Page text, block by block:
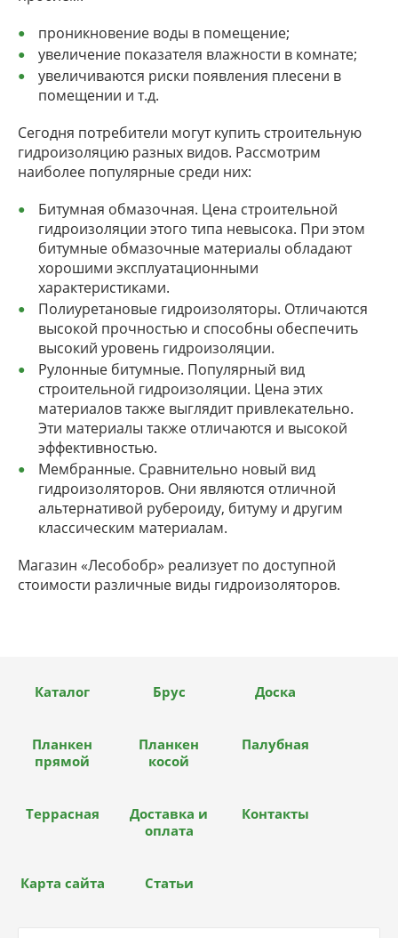
проникновение воды в помещение;
увеличение показателя влажности в комнате;
увеличиваются риски появления плесени в
помещении и т.д.
Сегодня потребители могут купить строительную
гидроизоляцию разных видов. Рассмотрим
наиболее популярные среди них:
Битумная обмазочная. Цена строительной
гидроизоляции этого типа невысока. При этом
битумные обмазочные материалы обладают
хорошими эксплуатационными
характеристиками.
Полиуретановые гидроизоляторы. Отличаются
высокой прочностью и способны обеспечить
высокий уровень гидроизоляции.
Рулонные битумные. Популярный вид
строительной гидроизоляции. Цена этих
материалов также выглядит привлекательно.
Эти материалы также отличаются и высокой
эффективностью.
Мембранные. Сравнительно новый вид
гидроизоляторов. Они являются отличной
альтернативой рубероиду, битуму и другим
классическим материалам.
Магазин «Лесобобр» реализует по доступной
стоимости различные виды гидроизоляторов.
Каталог Брус Доска
Планкен
прямой
Планкен
косой
Палубная
Террасная
Доставка и
оплата
Контакты
Карта сайта Статьи